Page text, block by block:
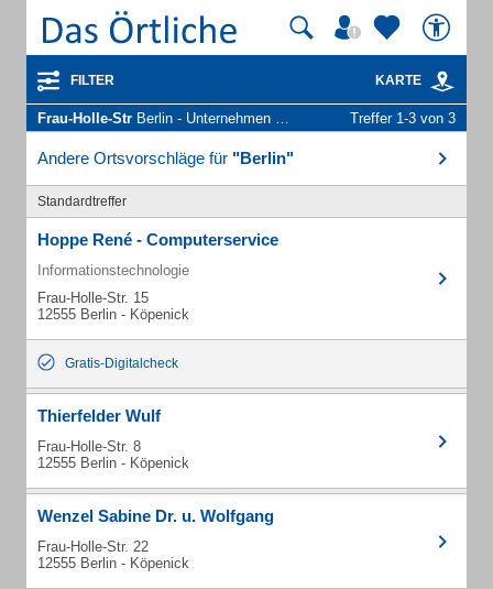
FILTER KARTE
Frau-Holle-Str Berlin - Unternehmen und Personen Treffer 1-3 von 3
Andere Ortsvorschläge für "Berlin"
Standardtreffer
Hoppe René - Computerservice
Informationstechnologie
Frau-Holle-Str. 15
12555 Berlin - Köpenick
Gratis-Digitalcheck
Thierfelder Wulf
Frau-Holle-Str. 8
12555 Berlin - Köpenick
Wenzel Sabine Dr. u. Wolfgang
Frau-Holle-Str. 22
12555 Berlin - Köpenick